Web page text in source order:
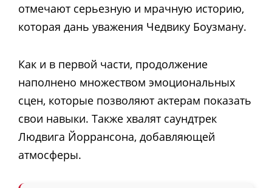
отмечают серьезную и мрачную историю,
которая дань уважения Чедвику Боузману.
Как и в первой части, продолжение
наполнено множеством эмоциональных
сцен, которые позволяют актерам показать
свои навыки. Также хвалят саундтрек
Людвига Йоррансона, добавляющей
атмосферы.